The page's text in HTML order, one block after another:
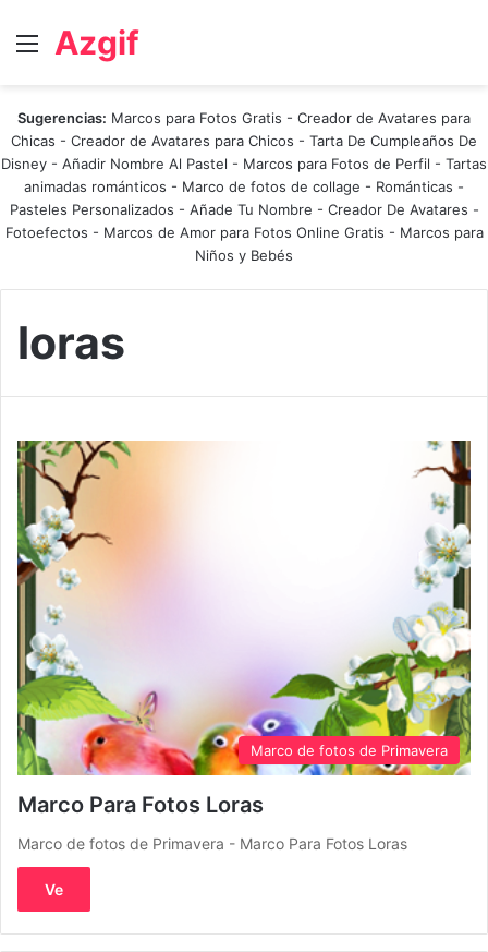
Menú
Azgif
Sugerencias: Marcos para Fotos Gratis - Creador de Avatares para
Chicas - Creador de Avatares para Chicos - Tarta De Cumpleaños De
Disney - Añadir Nombre Al Pastel - Marcos para Fotos de Perfil - Tartas
animadas románticos - Marco de fotos de collage - Románticas -
Pasteles Personalizados - Añade Tu Nombre - Creador De Avatares -
Fotoefectos - Marcos de Amor para Fotos Online Gratis - Marcos para
Niños y Bebés
loras
Marco de fotos de Primavera
Marco Para Fotos Loras
Marco de fotos de Primavera - Marco Para Fotos Loras
Ve